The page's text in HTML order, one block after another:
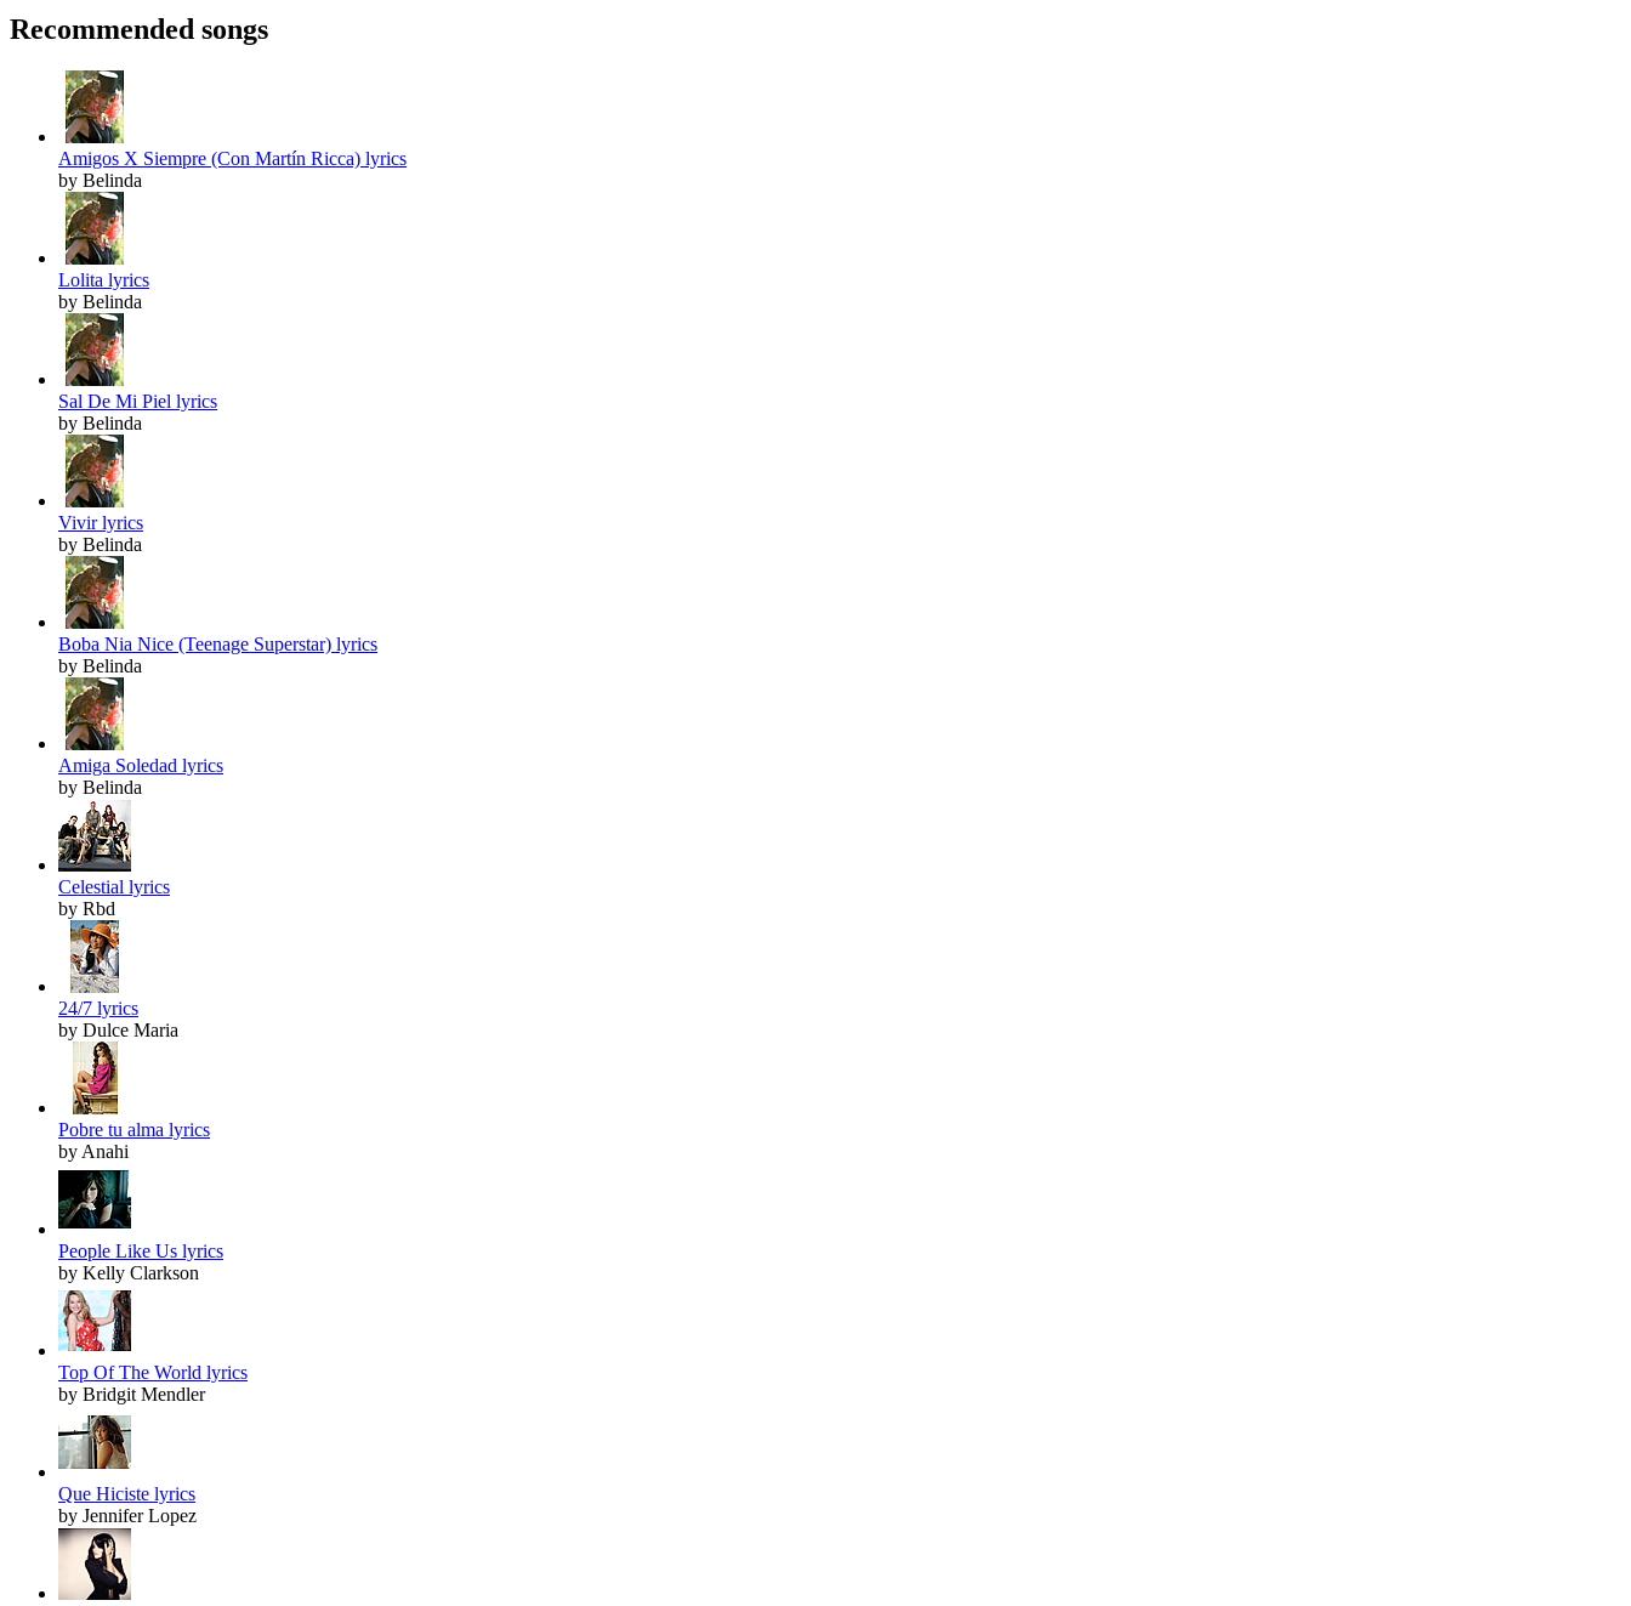
Recommended songs
Amigos X Siempre (Con Martín Ricca) lyrics
by Belinda
Lolita lyrics
by Belinda
Sal De Mi Piel lyrics
by Belinda
Vivir lyrics
by Belinda
Boba Nia Nice (Teenage Superstar) lyrics
by Belinda
Amiga Soledad lyrics
by Belinda
Celestial lyrics
by Rbd
24/7 lyrics
by Dulce Maria
Pobre tu alma lyrics
by Anahi
People Like Us lyrics
by Kelly Clarkson
Top Of The World lyrics
by Bridgit Mendler
Que Hiciste lyrics
by Jennifer Lopez